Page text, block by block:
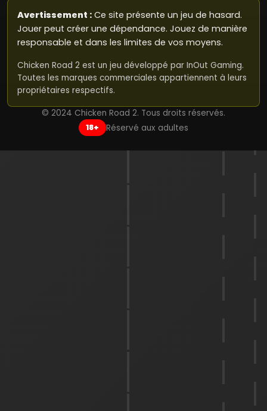
Avertissement : Ce site présente un jeu de hasard.
Jouer peut créer une dépendance. Jouez de manière
responsable et dans les limites de vos moyens.
Chicken Road 2 est un jeu développé par InOut Gaming.
Toutes les marques commerciales appartiennent à leurs
propriétaires respectifs.
© 2024 Chicken Road 2. Tous droits réservés.
18+ Réservé aux adultes